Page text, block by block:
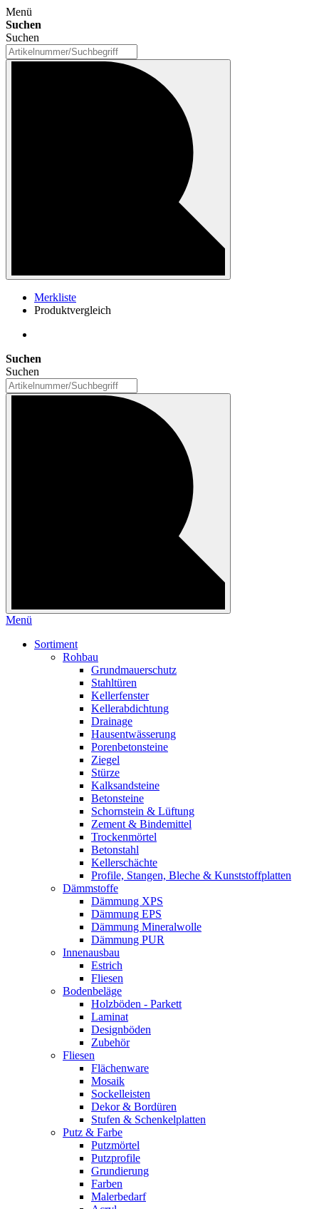
Menü
Suchen
Suchen
Merkliste
Produktvergleich
Suchen
Suchen
Menü
Sortiment
Rohbau
Grundmauerschutz
Stahltüren
Kellerfenster
Kellerabdichtung
Drainage
Hausentwässerung
Porenbetonsteine
Ziegel
Stürze
Kalksandsteine
Betonsteine
Schornstein & Lüftung
Zement & Bindemittel
Trockenmörtel
Betonstahl
Kellerschächte
Profile, Stangen, Bleche & Kunststoffplatten
Dämmstoffe
Dämmung XPS
Dämmung EPS
Dämmung Mineralwolle
Dämmung PUR
Innenausbau
Estrich
Fliesen
Bodenbeläge
Holzböden - Parkett
Laminat
Designböden
Zubehör
Fliesen
Flächenware
Mosaik
Sockelleisten
Dekor & Bordüren
Stufen & Schenkelplatten
Putz & Farbe
Putzmörtel
Putzprofile
Grundierung
Farben
Malerbedarf